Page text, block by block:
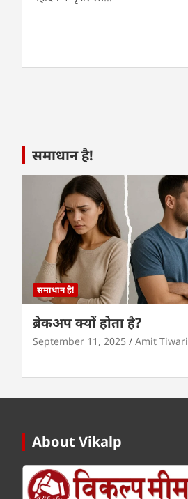
समाधान है!
समाधान है!
ब्रेकअप क्यों होता है?
September 11, 2025 Amit Tiwari
About Vikalp